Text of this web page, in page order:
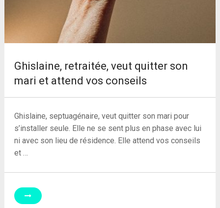
Ghislaine, retraitée, veut quitter son
mari et attend vos conseils
Ghislaine, septuagénaire, veut quitter son mari pour
s’installer seule. Elle ne se sent plus en phase avec lui
ni avec son lieu de résidence. Elle attend vos conseils
et …